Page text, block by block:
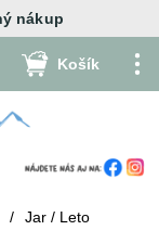
Košík
/ Jar / Leto